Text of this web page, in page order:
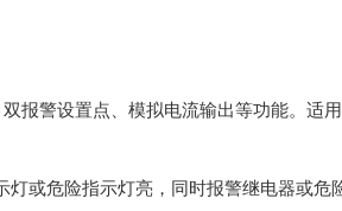
报警设置点、模拟电流输出等功能。适
或危险指示灯亮，同时报警继电器或危